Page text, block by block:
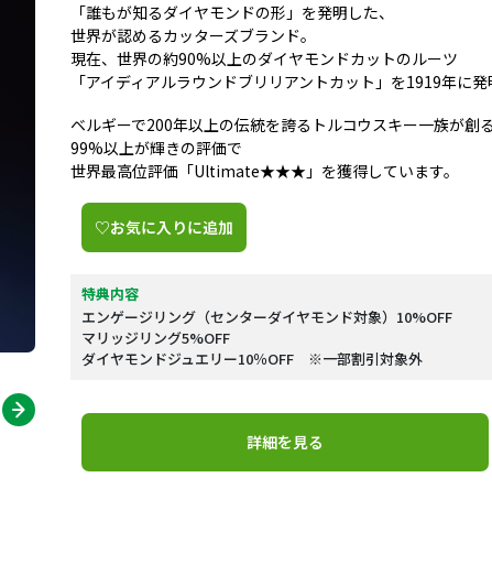
「誰もが知るダイヤモンドの形」を発明した、
世界が認めるカッターズブランド。
現在、世界の約90%以上のダイヤモンドカットのルーツ
「アイディアルラウンドブリリアントカット」を1919年に発
ベルギーで200年以上の伝統を誇るトルコウスキー一族が創
99%以上が輝きの評価で
世界最高位評価「Ultimate★★★」を獲得しています。
♡お気に入りに追加
特典内容
エンゲージリング（センターダイヤモンド対象）10%OFF
マリッジリング5%OFF
ダイヤモンドジュエリー10％OFF ※一部割引対象外
詳細を見る